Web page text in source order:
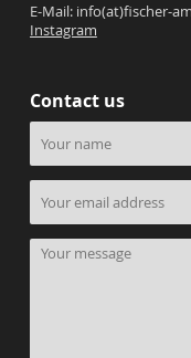
E-Mail: info(at)fischer-
Instagram
Contact us